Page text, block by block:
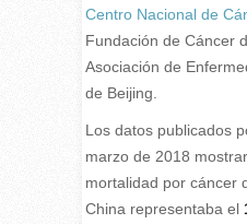
Centro Nacional de
Fundación de Cáncer
Asociación de
de Beijing.
Los datos publicados
marzo de 2018
mortalidad por cáncer
China representaba el